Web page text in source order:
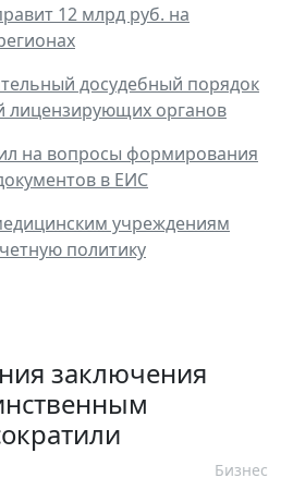
12 млрд руб. на
досудебный порядок
лицензирующих органов
на вопросы формирования
в ЕИС
учреждениям
политику
заключения
Бизнес